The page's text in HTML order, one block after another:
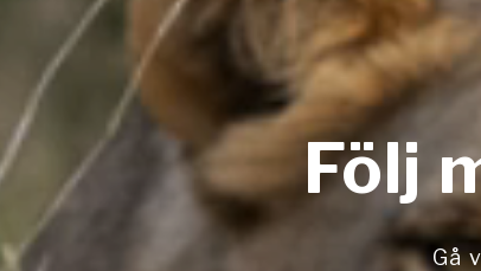
Följ
Gå